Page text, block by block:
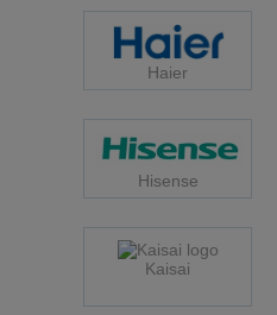
Haier
Hisense
Kaisai